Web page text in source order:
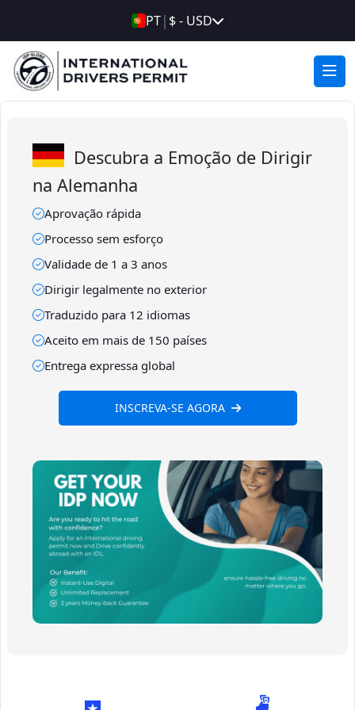
PT| $ - USD
Descubra a Emoção de Dirigir
na Alemanha
Aprovação rápida
Processo sem esforço
Validade de 1 a 3 anos
Dirigir legalmente no exterior
Traduzido para 12 idiomas
Aceito em mais de 150 países
Entrega expressa global
INSCREVA-SE AGORA